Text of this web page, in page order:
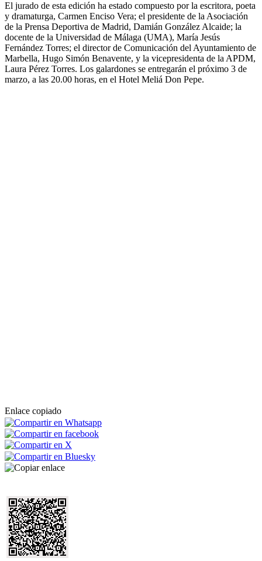
El jurado de esta edición ha estado compuesto por la escritora, poeta
y dramaturga, Carmen Enciso Vera; el presidente de la Asociación
de la Prensa Deportiva de Madrid, Damián González Alcaide; la
docente de la Universidad de Málaga (UMA), María Jesús
Fernández Torres; el director de Comunicación del Ayuntamiento de
Marbella, Hugo Simón Benavente, y la vicepresidenta de la APDM,
Laura Pérez Torres. Los galardones se entregarán el próximo 3 de
marzo, a las 20.00 horas, en el Hotel Meliá Don Pepe.
Enlace copiado